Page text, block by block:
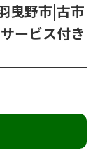
曳野市|古市
ービス付き